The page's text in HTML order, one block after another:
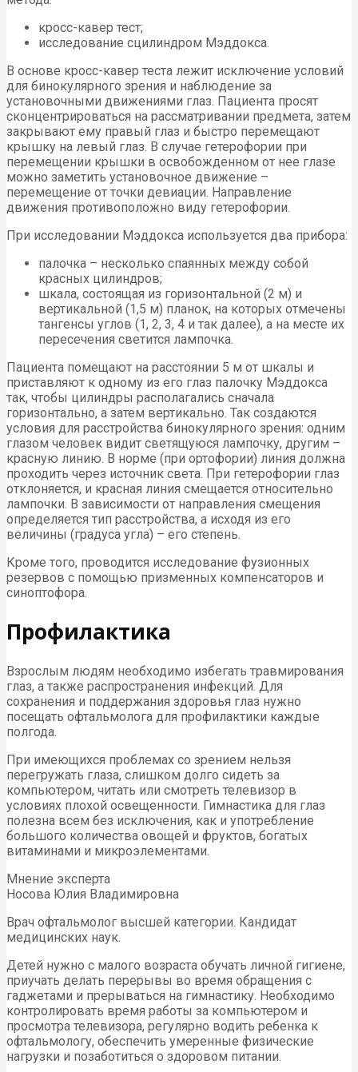
кросс-кавер тест;
исследование сцилиндром Мэддокса.
В основе кросс-кавер теста лежит исключение условий
для бинокулярного зрения и наблюдение за
установочными движениями глаз. Пациента просят
сконцентрироваться на рассматривании предмета, затем
закрывают ему правый глаз и быстро перемещают
крышку на левый глаз. В случае гетерофории при
перемещении крышки в освобожденном от нее глазе
можно заметить установочное движение –
перемещение от точки девиации. Направление
движения противоположно виду гетерофории.
При исследовании Мэддокса используется два прибора:
палочка – несколько спаянных между собой
красных цилиндров;
шкала, состоящая из горизонтальной (2 м) и
вертикальной (1,5 м) планок, на которых отмечены
тангенсы углов (1, 2, 3, 4 и так далее), а на месте их
пересечения светится лампочка.
Пациента помещают на расстоянии 5 м от шкалы и
приставляют к одному из его глаз палочку Мэддокса
так, чтобы цилиндры располагались сначала
горизонтально, а затем вертикально. Так создаются
условия для расстройства бинокулярного зрения: одним
глазом человек видит светящуюся лампочку, другим –
красную линию. В норме (при ортофории) линия должна
проходить через источник света. При гетерофории глаз
отклоняется, и красная линия смещается относительно
лампочки. В зависимости от направления смещения
определяется тип расстройства, а исходя из его
величины (градуса угла) – его степень.
Кроме того, проводится исследование фузионных
резервов с помощью призменных компенсаторов и
синоптофора.
Профилактика
Взрослым людям необходимо избегать травмирования
глаз, а также распространения инфекций. Для
сохранения и поддержания здоровья глаз нужно
посещать офтальмолога для профилактики каждые
полгода.
При имеющихся проблемах со зрением нельзя
перегружать глаза, слишком долго сидеть за
компьютером, читать или смотреть телевизор в
условиях плохой освещенности. Гимнастика для глаз
полезна всем без исключения, как и употребление
большого количества овощей и фруктов, богатых
витаминами и микроэлементами.
Мнение эксперта
Носова Юлия Владимировна
Врач офтальмолог высшей категории. Кандидат
медицинских наук.
Детей нужно с малого возраста обучать личной гигиене,
приучать делать перерывы во время обращения с
гаджетами и прерываться на гимнастику. Необходимо
контролировать время работы за компьютером и
просмотра телевизора, регулярно водить ребенка к
офтальмологу, обеспечить умеренные физические
нагрузки и позаботиться о здоровом питании.